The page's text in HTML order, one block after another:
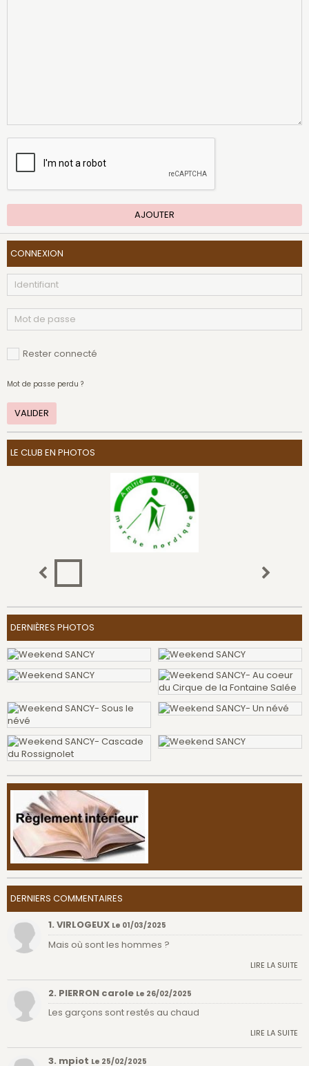
AJOUTER
CONNEXION
Rester connecté
Mot de passe perdu ?
VALIDER
LE CLUB EN PHOTOS
DERNIÈRES PHOTOS
DERNIERS COMMENTAIRES
1. VIRLOGEUX Le 01/03/2025
Mais où sont les hommes ?
LIRE LA SUITE
2. PIERRON carole Le 26/02/2025
Les garçons sont restés au chaud
LIRE LA SUITE
3. mpiot Le 25/02/2025